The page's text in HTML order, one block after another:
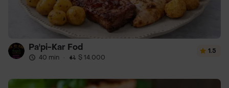
Pa'pi-Kar Fod
40 min · $ 14.000
1.5